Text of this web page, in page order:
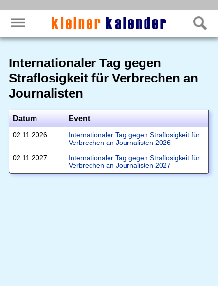
Internationaler Tag gegen
Straflosigkeit für Verbrechen an
Journalisten
Datum Event
02.11.2026
Internationaler Tag gegen Straflosigkeit für
Verbrechen an Journalisten 2026
02.11.2027
Internationaler Tag gegen Straflosigkeit für
Verbrechen an Journalisten 2027